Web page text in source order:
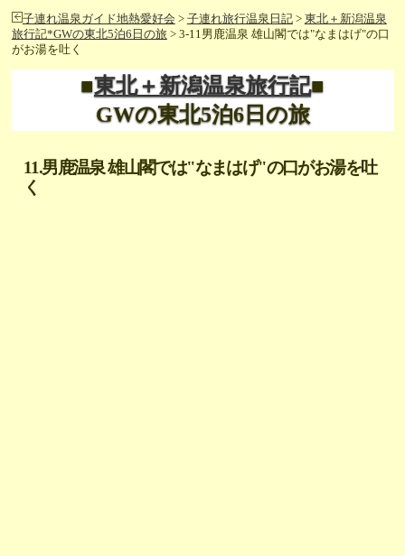
子連れ温泉ガイド地熱愛好会 > 子連れ旅行温泉日記> 東北＋新潟温泉
旅行記*GWの東北5泊6日の旅> 3-11男鹿温泉 雄山閣では"なまはげ"の口
がお湯を吐く
■東北＋新潟温泉旅行記■
GWの東北5泊6日の旅
11.男鹿温泉 雄山閣では"なまはげ"の口がお湯を吐
く